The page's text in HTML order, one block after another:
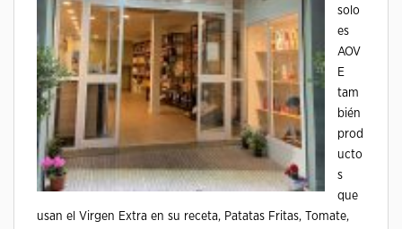
solo
es
AOV
E
tam
bién
prod
ucto
s
que
usan el Virgen Extra en su receta, Patatas Fritas, Tomate,